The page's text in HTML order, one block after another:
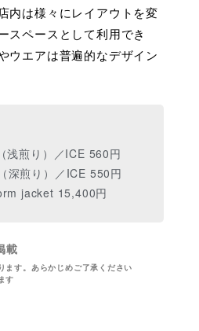
内は様々にレイアウトを変
スペースとして利用でき
ウエアは普遍的なデザイン
煎り）／ICE 560円
煎り）／ICE 550円
jacket 15,400円
載
ます。あらかじめご了承ください
す